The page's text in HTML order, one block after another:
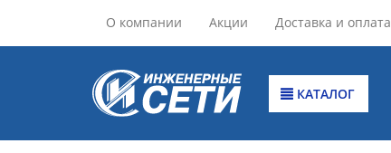
О компании Акции Доставка и оплата
КАТАЛОГ